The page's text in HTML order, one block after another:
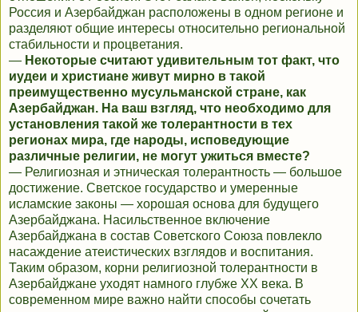
Россия и Азербайджан расположены в одном регионе и
разделяют общие интересы относительно региональной
стабильности и процветания.
— Некоторые считают удивительным тот факт, что
иудеи и христиане живут мирно в такой
преимущественно мусульманской стране, как
Азербайджан. На ваш взгляд, что необходимо для
установления такой же толерантности в тех
регионах мира, где народы, исповедующие
различные религии, не могут ужиться вместе?
— Религиозная и этническая толерантность — большое
достижение. Светское государство и умеренные
исламские законы — хорошая основа для будущего
Азербайджана. Насильственное включение
Азербайджана в состав Советского Союза повлекло
насаждение атеистических взглядов и воспитания.
Таким образом, корни религиозной толерантности в
Азербайджане уходят намного глубже XX века. В
современном мире важно найти способы сочетать